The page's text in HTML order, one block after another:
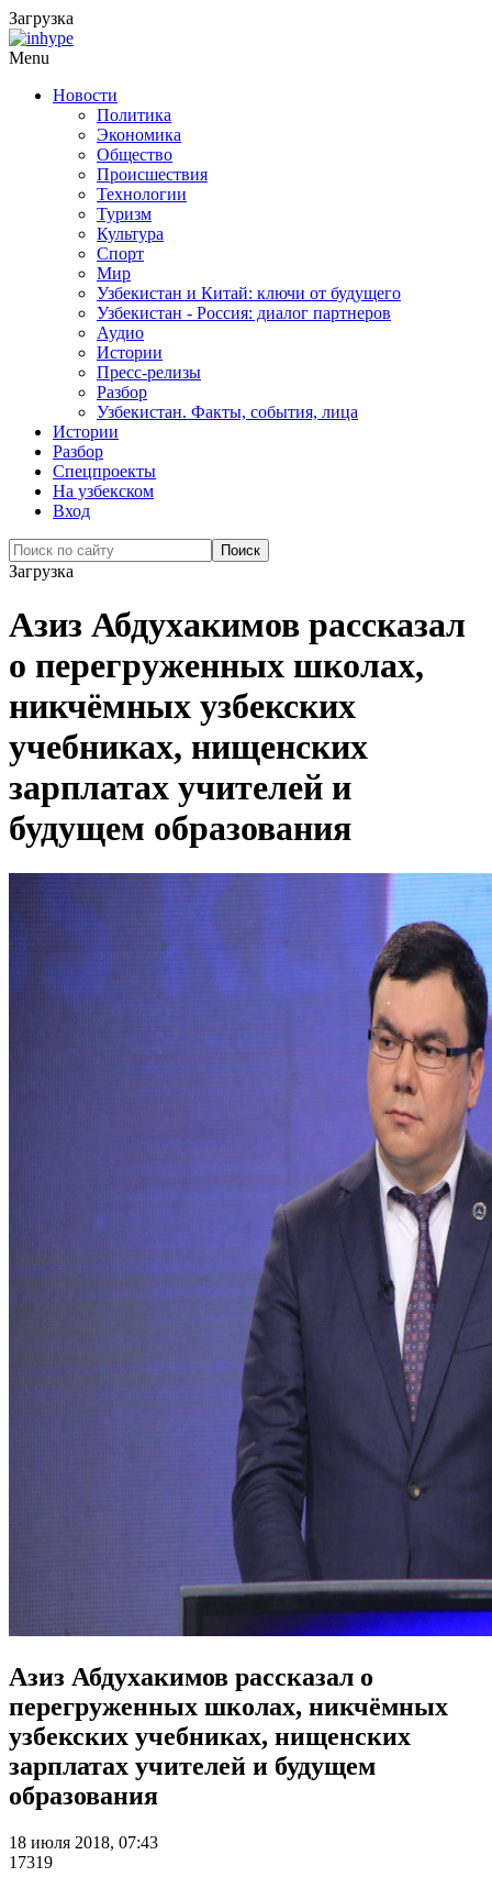
Загрузка
Menu
Новости
Политика
Экономика
Общество
Происшествия
Технологии
Туризм
Культура
Спорт
Мир
Узбекистан и Китай: ключи от будущего
Узбекистан - Россия: диалог партнеров
Аудио
Истории
Пресс-релизы
Разбор
Узбекистан. Факты, события, лица
Истории
Разбор
Спецпроекты
На узбекском
Вход
Загрузка
Азиз Абдухакимов рассказал
о перегруженных школах,
никчёмных узбекских
учебниках, нищенских
зарплатах учителей и
будущем образования
Азиз Абдухакимов рассказал о
перегруженных школах, никчёмных
узбекских учебниках, нищенских
зарплатах учителей и будущем
образования
18 июля 2018, 07:43
17319